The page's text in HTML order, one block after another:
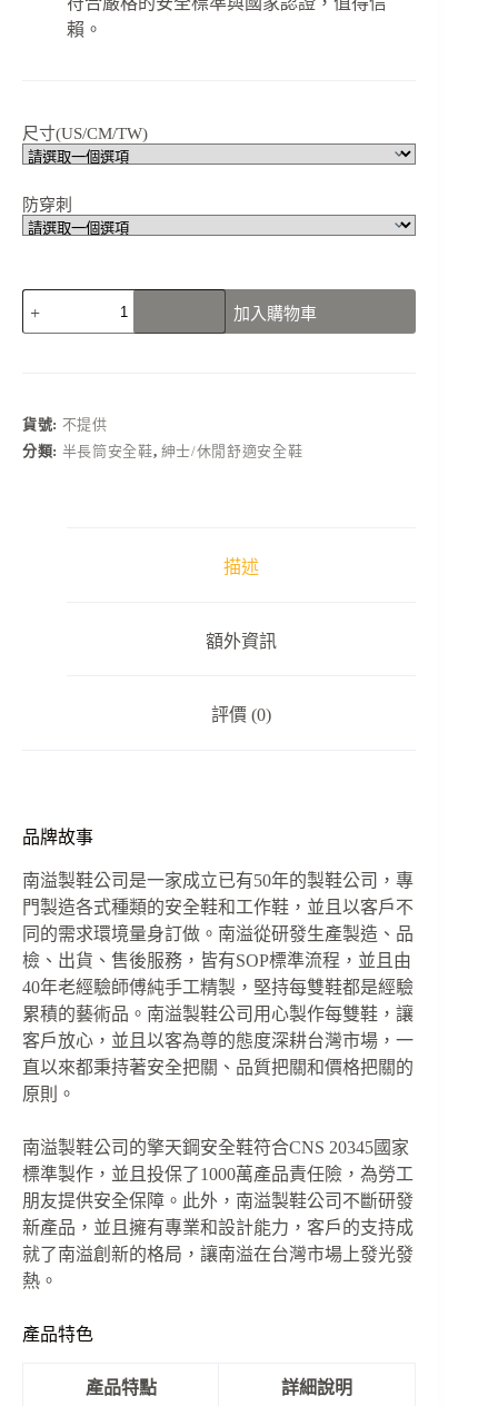
賴。
尺寸(US/CM/TW)
防穿刺
N5217B01
運
光
條
造
量
加入購物車
貨號: 不提供
分類: 半長筒安全鞋, 紳士/休閒舒適安全鞋
描述
額外資訊
評價 (0)
品牌故事
南溢製鞋公司是一家成立已有50年的製鞋公司，專
門製造各式種類的安全鞋和工作鞋，並且以客戶不
同的需求環境量身訂做。南溢從研發生產製造、品
檢、出貨、售後服務，皆有SOP標準流程，並且由
40年老經驗師傅純手工精製，堅持每雙鞋都是經驗
累積的藝術品。南溢製鞋公司用心製作每雙鞋，讓
客戶放心，並且以客為尊的態度深耕台灣市場，一
直以來都秉持著安全把關、品質把關和價格把關的
原則。
南溢製鞋公司的擎天鋼安全鞋符合CNS 20345國家
標準製作，並且投保了1000萬產品責任險，為勞工
朋友提供安全保障。此外，南溢製鞋公司不斷研發
新產品，並且擁有專業和設計能力，客戶的支持成
就了南溢創新的格局，讓南溢在台灣市場上發光發
熱。
產品特色
產品特點 詳細說明